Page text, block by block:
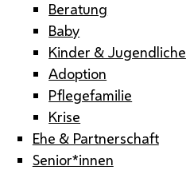
Beratung
Baby
Kinder & Jugendliche
Adoption
Pflegefamilie
Krise
Ehe & Partnerschaft
Senior*innen